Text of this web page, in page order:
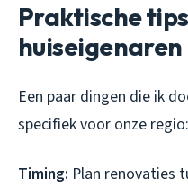
Praktische
huiseigenaren
Een paar dingen die ik
specifiek voor onze regio:
Timing: Plan renovaties